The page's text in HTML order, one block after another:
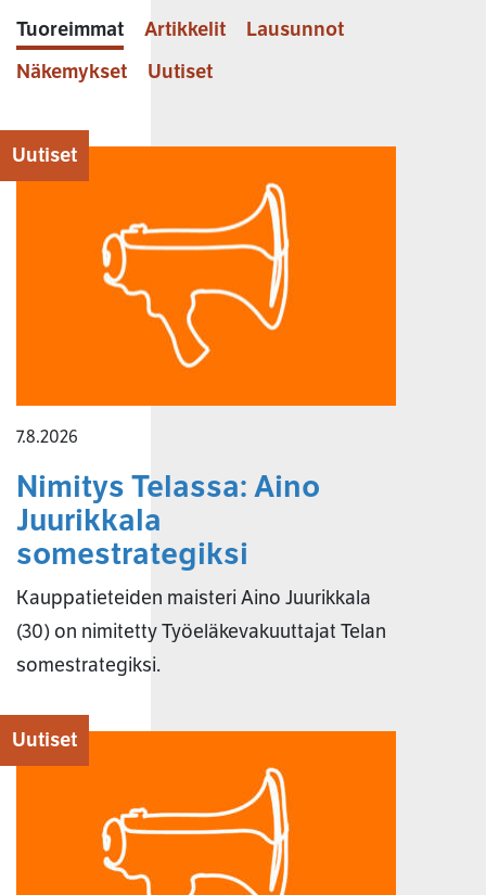
Tuoreimmat Artikkelit
Lausunnot
Näkemykset
Uutiset
Uutiset
7.8.2026
Nimitys Telassa: Aino
Juurikkala
somestrategiksi
Kauppatieteiden maisteri Aino Juurikkala
(30) on nimitetty Työeläkevakuuttajat Telan
somestrategiksi.
Uutiset